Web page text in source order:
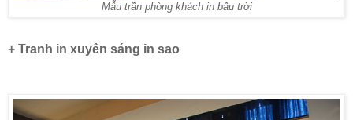
Mẫu trần phòng khách in bầu trời
+ Tranh in xuyên sáng in sao